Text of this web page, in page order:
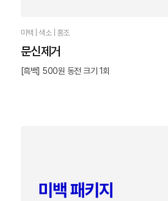
미백 | 색소 | 홍조
문신제거
[흑백] 500원 동전 크기 1회